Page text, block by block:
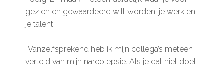
De Escaperoom
gezien en gewaardeerd wilt worden: je werk en
je talent.
“Vanzelfsprekend heb ik mijn collega’s meteen
verteld van mijn narcolepsie. Als je dat niet doet,